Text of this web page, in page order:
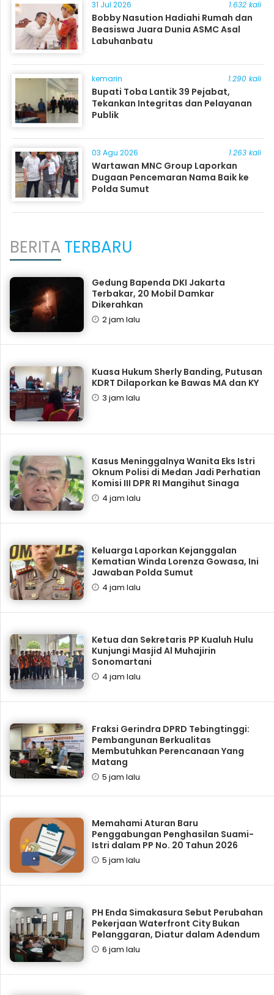
31 Jul 2026 1.632 kali
Bobby Nasution Hadiahi Rumah dan
Beasiswa Juara Dunia ASMC Asal
Labuhanbatu
kemarin 1.290 kali
Bupati Toba Lantik 39 Pejabat,
Tekankan Integritas dan Pelayanan
Publik
03 Agu 2026 1.263 kali
Wartawan MNC Group Laporkan
Dugaan Pencemaran Nama Baik ke
Polda Sumut
BERITATERBARU
Gedung Bapenda DKI Jakarta
Terbakar, 20 Mobil Damkar
Dikerahkan
2 jam lalu
Kuasa Hukum Sherly Banding, Putusan
KDRT Dilaporkan ke Bawas MA dan KY
3 jam lalu
Kasus Meninggalnya Wanita Eks Istri
Oknum Polisi di Medan Jadi Perhatian
Komisi III DPR RI Mangihut Sinaga
4 jam lalu
Keluarga Laporkan Kejanggalan
Kematian Winda Lorenza Gowasa, Ini
Jawaban Polda Sumut
4 jam lalu
Ketua dan Sekretaris PP Kualuh Hulu
Kunjungi Masjid Al Muhajirin
Sonomartani
4 jam lalu
Fraksi Gerindra DPRD Tebingtinggi:
Pembangunan Berkualitas
Membutuhkan Perencanaan Yang
Matang
5 jam lalu
Memahami Aturan Baru
Penggabungan Penghasilan Suami-
Istri dalam PP No. 20 Tahun 2026
5 jam lalu
PH Enda Simakasura Sebut Perubahan
Pekerjaan Waterfront City Bukan
Pelanggaran, Diatur dalam Adendum
6 jam lalu